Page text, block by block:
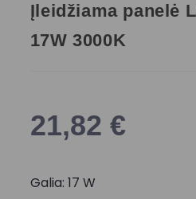
Įleidžiama panelė
17W 3000K
21,82 €
Galia: 17 W